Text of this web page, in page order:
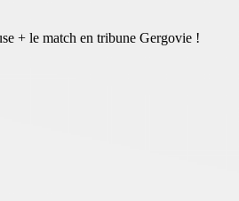
+ le match en tribune Gergovie !